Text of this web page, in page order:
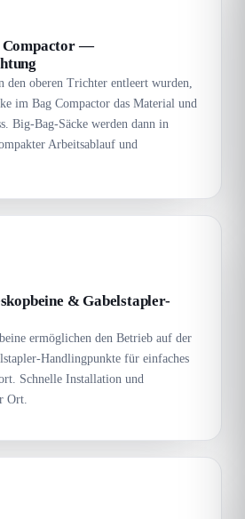
—
den oberen Trichter entleert wurden,
im Bag Compactor das Material und
Big-Bag-Säcke werden dann in
Arbeitsablauf und
& Gabelstapler-
ermöglichen den Betrieb auf der
Handlingpunkte für einfaches
Schnelle Installation und
Ort.